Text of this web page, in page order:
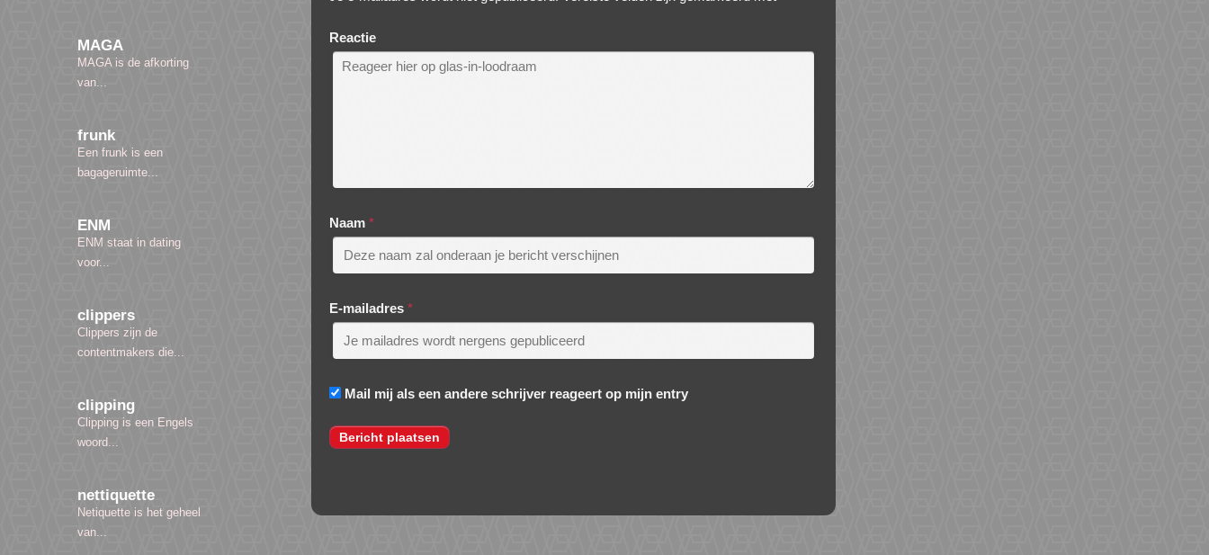
MAGA
MAGA is de afkorting
van...
frunk
Een frunk is een
bagageruimte...
ENM
ENM staat in dating
voor...
clippers
Clippers zijn de
contentmakers die...
clipping
Clipping is een Engels
woord...
nettiquette
Netiquette is het geheel
van...
Reactie
Naam *
E-mailadres *
Mail mij als een andere schrijver reageert op mijn entry